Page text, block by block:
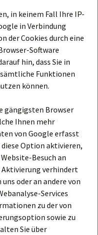
in keinem Fall Ihre IP-
in Verbindung
der Cookies durch eine
Software
hin, dass Sie in
Funktionen
können.
gängigsten Browser
Ihnen mehr
von Google erfasst
Option aktivieren,
Besuch an
verhindert
oder an andere von
Services
zu der von
sowie zu
Sie über